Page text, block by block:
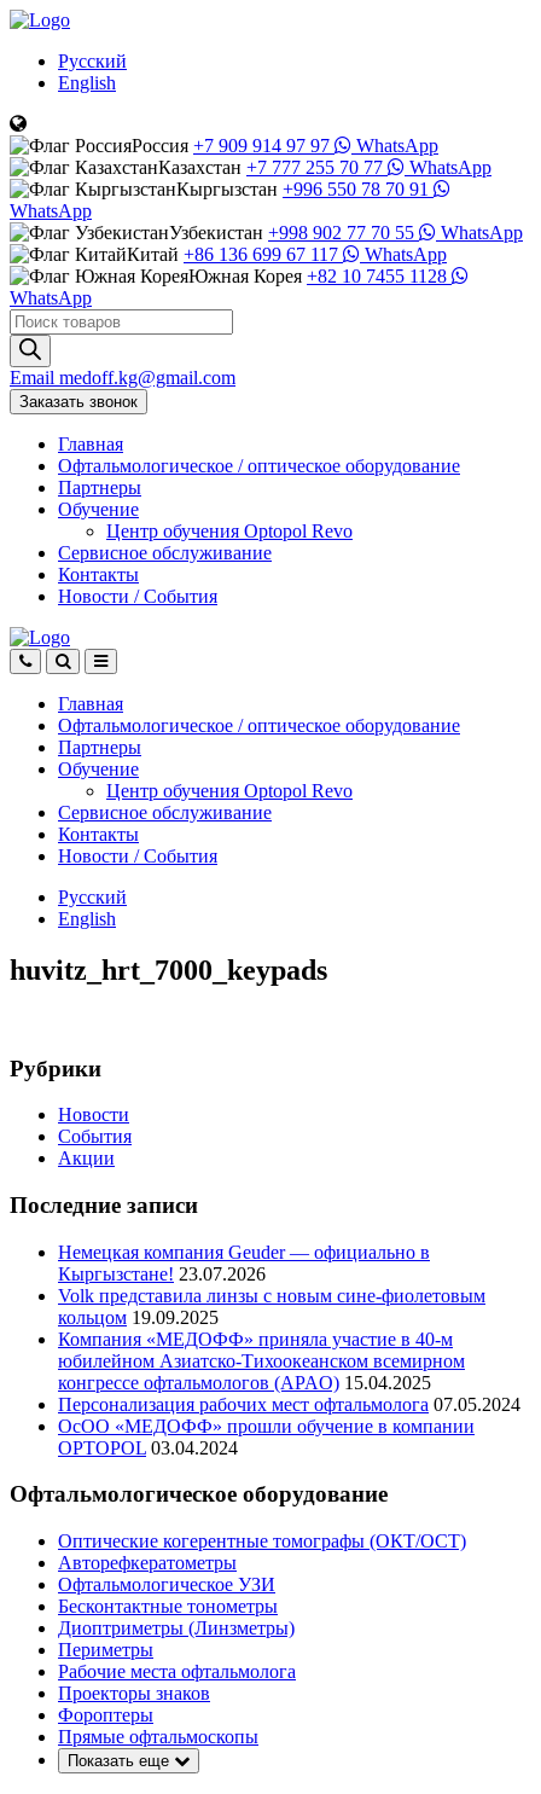
Русский
English
Россия +7 909 914 97 97
WhatsApp
Казахстан +7 777 255 70 77
WhatsApp
Кыргызстан +996 550 78 70 91
WhatsApp
Узбекистан +998 902 77 70 55
WhatsApp
Китай +86 136 699 67 117
WhatsApp
Южная Корея +82 10 7455 1128
WhatsApp
Поиск
товаров
Email medoff.kg@gmail.com
Заказать звонок
Главная
Офтальмологическое / оптическое оборудование
Партнеры
Обучение
Центр обучения Оptopol Revo
Сервисное обслуживание
Контакты
Новости / События
Главная
Офтальмологическое / оптическое оборудование
Партнеры
Обучение
Центр обучения Оptopol Revo
Сервисное обслуживание
Контакты
Новости / События
Русский
English
huvitz_hrt_7000_keypads
Рубрики
Новости
События
Акции
Последние записи
Немецкая компания Geuder — официально в
Кыргызстане! 23.07.2026
Volk представила линзы с новым сине-фиолетовым
кольцом 19.09.2025
Компания «МЕДОФФ» приняла участие в 40-м
юбилейном Азиатско-Тихоокеанском всемирном
конгрессе офтальмологов (APAO) 15.04.2025
Персонализация рабочих мест офтальмолога 07.05.2024
ОсОО «МЕДОФФ» прошли обучение в компании
OPTOPOL 03.04.2024
Офтальмологическое оборудование
Оптические когерентные томографы (ОКТ/ОСТ)
Авторефкератометры
Офтальмологическое УЗИ
Бесконтактные тонометры
Диоптриметры (Линзметры)
Периметры
Рабочие места офтальмолога
Проекторы знаков
Фороптеры
Прямые офтальмоскопы
Показать еще